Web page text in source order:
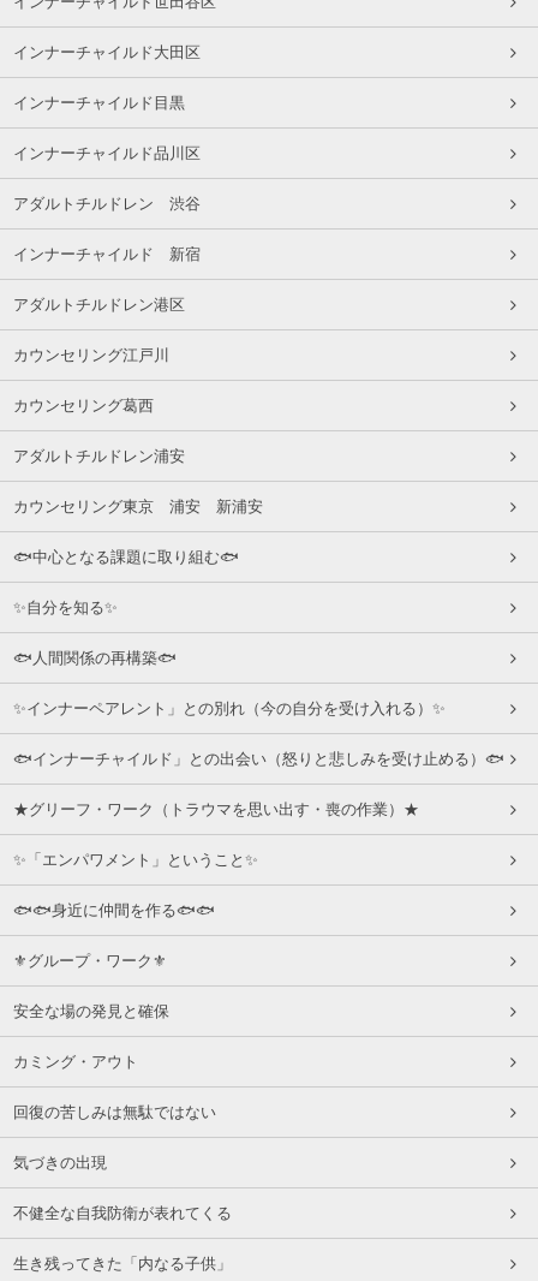
インナーチャイルド大田区
インナーチャイルド目黒
インナーチャイルド品川区
アダルトチルドレン 渋谷
インナーチャイルド 新宿
アダルトチルドレン港区
カウンセリング江戸川
カウンセリング葛西
アダルトチルドレン浦安
カウンセリング東京 浦安 新浦安
🐟中心となる課題に取り組む🐟
✨自分を知る✨
🐟人間関係の再構築🐟
✨インナーペアレント」との別れ（今の自分を受け入れる）✨
🐟インナーチャイルド」との出会い（怒りと悲しみを受け止める）🐟
★グリーフ・ワーク（トラウマを思い出す・喪の作業）★
✨「エンパワメント」ということ✨
🐟🐟身近に仲間を作る🐟🐟
⚜グループ・ワーク⚜
安全な場の発見と確保
カミング・アウト
回復の苦しみは無駄ではない
気づきの出現
不健全な自我防衛が表れてくる
生き残ってきた「内なる子供」